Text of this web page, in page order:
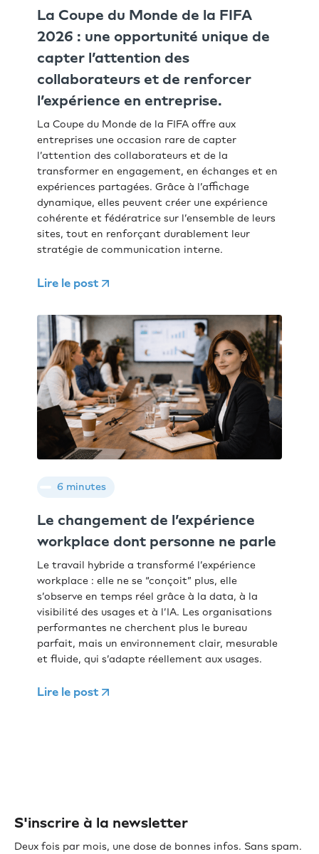
La Coupe du Monde de la FIFA
2026 : une opportunité unique de
capter l’attention des
collaborateurs et de renforcer
l’expérience en entreprise.
La Coupe du Monde de la FIFA offre aux
entreprises une occasion rare de capter
l’attention des collaborateurs et de la
transformer en engagement, en échanges et en
expériences partagées. Grâce à l’affichage
dynamique, elles peuvent créer une expérience
cohérente et fédératrice sur l’ensemble de leurs
sites, tout en renforçant durablement leur
stratégie de communication interne.
Lire le post
6 minutes
Le changement de l’expérience
workplace dont personne ne parle
Le travail hybride a transformé l’expérience
workplace : elle ne se “conçoit” plus, elle
s’observe en temps réel grâce à la data, à la
visibilité des usages et à l’IA. Les organisations
performantes ne cherchent plus le bureau
parfait, mais un environnement clair, mesurable
et fluide, qui s’adapte réellement aux usages.
Lire le post
S'inscrire à la newsletter
Deux fois par mois, une dose de bonnes infos. Sans spam.